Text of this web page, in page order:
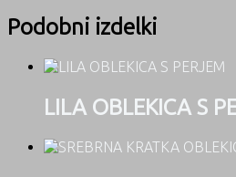
Podobni izdelki
LILA OBLEKICA S